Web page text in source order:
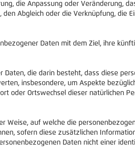
die Anpassung oder Veränderung,
Abgleich oder die Verknüpfung, die
Daten mit dem Ziel, ihre
die darin besteht, dass diese
insbesondere, um Aspekte
oder Ortswechsel dieser natürlichen
Weise, auf welche die
sofern diese zusätzlichen
Daten nicht einer